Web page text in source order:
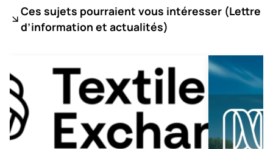
Ces sujets pourraient vous intéresser (Lettre
d’information et actualités)